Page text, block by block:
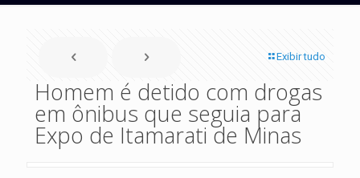
Exibir tudo
Homem é detido com drogas
em ônibus que seguia para
Expo de Itamarati de Minas